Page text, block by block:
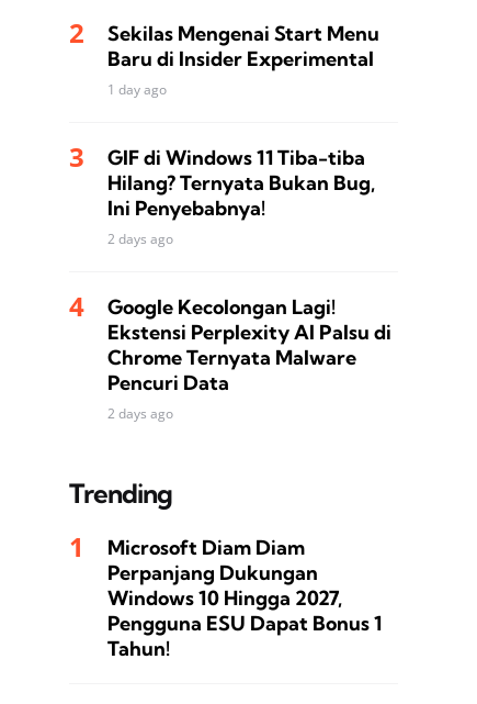
Sekilas Mengenai Start Menu
Baru di Insider Experimental
1 day ago
GIF di Windows 11 Tiba-tiba
Hilang? Ternyata Bukan Bug,
Ini Penyebabnya!
2 days ago
Google Kecolongan Lagi!
Ekstensi Perplexity AI Palsu di
Chrome Ternyata Malware
Pencuri Data
2 days ago
Trending
Microsoft Diam Diam
Perpanjang Dukungan
Windows 10 Hingga 2027,
Pengguna ESU Dapat Bonus 1
Tahun!